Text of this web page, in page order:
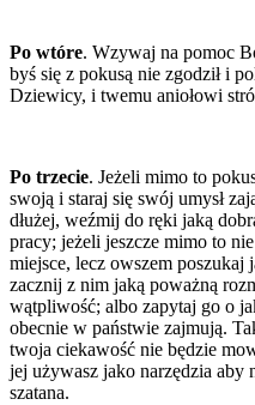
Po wtóre. Wzywaj na pomoc
byś się z pokusą nie zgodził i
Dziewicy, i twemu aniołowi
Po trzecie. Jeżeli mimo to
swoją i staraj się swój umysł
dłużej, weźmij do ręki jaką
pracy; jeżeli jeszcze mimo to
miejsce, lecz owszem poszukaj
zacznij z nim jaką poważną
wątpliwość; albo zapytaj go o
obecnie w państwie zajmują.
twoja ciekawość nie będzie
jej używasz jako narzędzia aby
szatana.